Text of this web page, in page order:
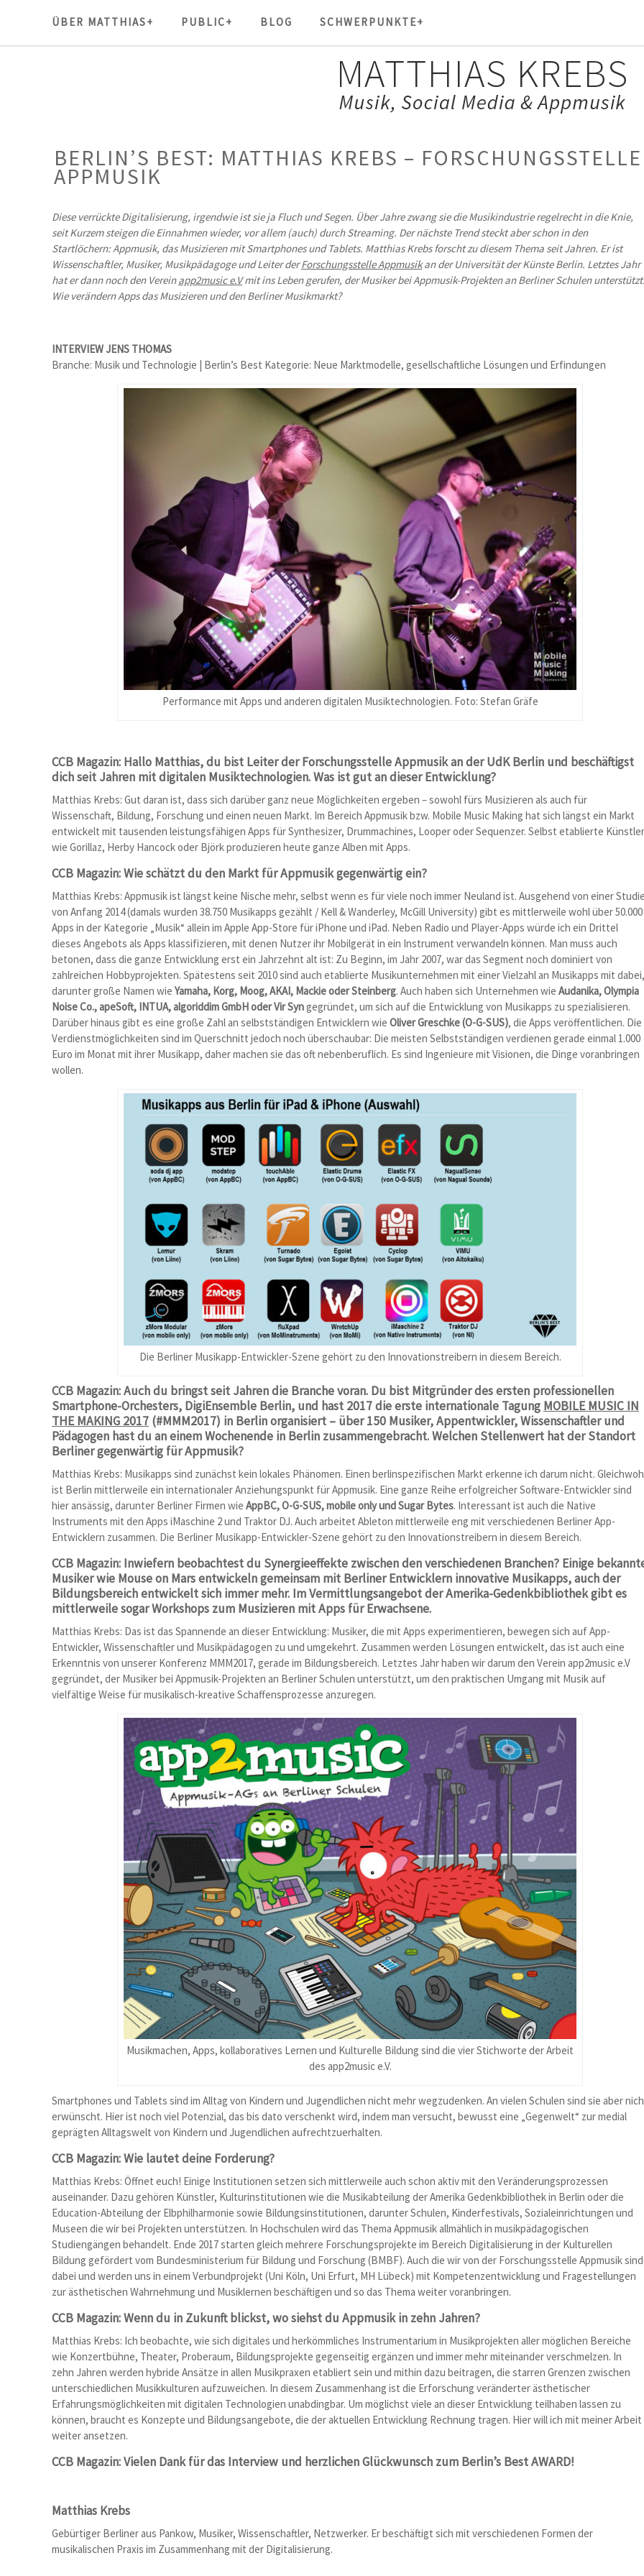
ÜBER MATTHIAS+ PUBLIC+ BLOG SCHWERPUNKTE+
BERLIN’S BEST: MATTHIAS KREBS – FORSCHUNGSSTELLE
APPMUSIK
Diese verrückte Digitalisierung, irgendwie ist sie ja Fluch und Segen. Über Jahre zwang sie die Musikindustrie regelrecht in die Knie,
seit Kurzem steigen die Einnahmen wieder, vor allem (auch) durch Streaming. Der nächste Trend steckt aber schon in den
Startlöchern: Appmusik, das Musizieren mit Smartphones und Tablets. Matthias Krebs forscht zu diesem Thema seit Jahren. Er ist
Wissenschaftler, Musiker, Musikpädagoge und Leiter derForschungsstelle Appmusikan der Universität der Künste Berlin. Letztes Jahr
hat er dann noch den Vereinapp2music e.Vmit ins Leben gerufen, der Musiker bei Appmusik-Projekten an Berliner Schulen
Wie verändern Apps das Musizieren und den Berliner Musikmarkt?
INTERVIEW JENS THOMAS
Branche: Musik und Technologie | Berlin’s Best Kategorie: Neue Marktmodelle, gesellschaftliche Lösungen und Erfindungen
Performance mit Apps und anderen digitalen Musiktechnologien. Foto: Stefan Gräfe
CCB Magazin: Hallo Matthias, du bist Leiter der Forschungsstelle Appmusik an der UdK Berlin und beschäftigst
dich seit Jahren mit digitalen Musiktechnologien. Was ist gut an dieser Entwicklung?
Matthias Krebs: Gut daran ist, dass sich darüber ganz neue Möglichkeiten ergeben – sowohl fürs Musizieren als auch für
Wissenschaft, Bildung, Forschung und einen neuen Markt. Im Bereich Appmusik bzw. Mobile Music Making hat sich längst ein Markt
entwickelt mit tausenden leistungsfähigen Apps für Synthesizer, Drummachines, Looper oder Sequenzer. Selbst etablierte Künstler
wie Gorillaz, Herby Hancock oder Björk produzieren heute ganze Alben mit Apps.
CCB Magazin: Wie schätzt du den Markt für Appmusik gegenwärtig ein?
Matthias Krebs: Appmusik ist längst keine Nische mehr, selbst wenn es für viele noch immer Neuland ist. Ausgehend von einer
von Anfang 2014 (damals wurden 38.750 Musikapps gezählt / Kell & Wanderley, McGill University) gibt es mittlerweile wohl über 50.000
Apps in der Kategorie „Musik“ allein im Apple App-Store für iPhone und iPad. Neben Radio und Player-Apps würde ich ein Drittel
dieses Angebots als Apps klassifizieren, mit denen Nutzer ihr Mobilgerät in ein Instrument verwandeln können. Man muss auch
betonen, dass die ganze Entwicklung erst ein Jahrzehnt alt ist: Zu Beginn, im Jahr 2007, war das Segment noch dominiert von
zahlreichen Hobbyprojekten. Spätestens seit 2010 sind auch etablierte Musikunternehmen mit einer Vielzahl an Musikapps mit dabei,
darunter große Namen wie Yamaha, Korg, Moog, AKAI, Mackie oder Steinberg. Auch haben sich Unternehmen wie Audanika, Olympia
Noise Co., apeSoft, INTUA, algoriddim GmbH oder Vir Syngegründet, um sich auf die Entwicklung von Musikapps zu spezialisieren.
Darüber hinaus gibt es eine große Zahl an selbstständigen Entwicklern wie Oliver Greschke (O-G-SUS), die Apps veröffentlichen. Die
Verdienstmöglichkeiten sind im Querschnitt jedoch noch überschaubar: Die meisten Selbstständigen verdienen gerade einmal 1.000
Euro im Monat mit ihrer Musikapp, daher machen sie das oft nebenberuflich. Es sind Ingenieure mit Visionen, die Dinge voranbringen
wollen.
Die Berliner Musikapp-Entwickler-Szene gehört zu den Innovationstreibern in diesem Bereich.
CCB Magazin: Auch du bringst seit Jahren die Branche voran. Du bist Mitgründer des ersten professionellen
Smartphone-Orchesters, DigiEnsemble Berlin, und hast 2017 die erste internationale Tagung MOBILE MUSIC IN
THE MAKING 2017 (#MMM2017) in Berlin organisiert – über 150 Musiker, Appentwickler, Wissenschaftler und
Pädagogen hast du an einem Wochenende in Berlin zusammengebracht. Welchen Stellenwert hat der Standort
Berliner gegenwärtig für Appmusik?
Matthias Krebs: Musikapps sind zunächst kein lokales Phänomen. Einen berlinspezifischen Markt erkenne ich darum nicht.
ist Berlin mittlerweile ein internationaler Anziehungspunkt für Appmusik. Eine ganze Reihe erfolgreicher Software-Entwickler sind
hier ansässig, darunter Berliner Firmen wie AppBC, O-G-SUS, mobile only und Sugar Bytes. Interessant ist auch die Native
Instruments mit den Apps iMaschine 2 und Traktor DJ. Auch arbeitet Ableton mittlerweile eng mit verschiedenen Berliner App-
Entwicklern zusammen. Die Berliner Musikapp-Entwickler-Szene gehört zu den Innovationstreibern in diesem Bereich.
CCB Magazin: Inwiefern beobachtest du Synergieeffekte zwischen den verschiedenen Branchen? Einige
Musiker wie Mouse on Mars entwickeln gemeinsam mit Berliner Entwicklern innovative Musikapps, auch der
Bildungsbereich entwickelt sich immer mehr. Im Vermittlungsangebot der Amerika-Gedenkbibliothek gibt es
mittlerweile sogar Workshops zum Musizieren mit Apps für Erwachsene.
Matthias Krebs: Das ist das Spannende an dieser Entwicklung: Musiker, die mit Apps experimentieren, bewegen sich auf App-
Entwickler, Wissenschaftler und Musikpädagogen zu und umgekehrt. Zusammen werden Lösungen entwickelt, das ist auch eine
Erkenntnis von unserer Konferenz MMM2017, gerade im Bildungsbereich. Letztes Jahr haben wir darum den Verein app2music e.V
gegründet, der Musiker bei Appmusik-Projekten an Berliner Schulen unterstützt, um den praktischen Umgang mit Musik auf
vielfältige Weise für musikalisch-kreative Schaffensprozesse anzuregen.
Musikmachen, Apps, kollaboratives Lernen und Kulturelle Bildung sind die vier Stichworte der Arbeit
des app2music e.V.
Smartphones und Tablets sind im Alltag von Kindern und Jugendlichen nicht mehr wegzudenken. An vielen Schulen sind sie aber
erwünscht. Hier ist noch viel Potenzial, das bis dato verschenkt wird, indem man versucht, bewusst eine „Gegenwelt“ zur medial
geprägten Alltagswelt von Kindern und Jugendlichen aufrechtzuerhalten.
CCB Magazin: Wie lautet deine Forderung?
Matthias Krebs: Öffnet euch! Einige Institutionen setzen sich mittlerweile auch schon aktiv mit den Veränderungsprozessen
auseinander. Dazu gehören Künstler, Kulturinstitutionen wie die Musikabteilung der Amerika Gedenkbibliothek in Berlin oder die
Education-Abteilung der Elbphilharmonie sowie Bildungsinstitutionen, darunter Schulen, Kinderfestivals, Sozialeinrichtungen und
Museen die wir bei Projekten unterstützen. In Hochschulen wird das Thema Appmusik allmählich in musikpädagogischen
Studiengängen behandelt. Ende 2017 starten gleich mehrere Forschungsprojekte im Bereich Digitalisierung in der Kulturellen
Bildung gefördert vom Bundesministerium für Bildung und Forschung (BMBF). Auch die wir von der Forschungsstelle Appmusik sind
dabei und werden uns in einem Verbundprojekt (Uni Köln, Uni Erfurt, MH Lübeck) mit Kompetenzentwicklung und Fragestellungen
zur ästhetischen Wahrnehmung und Musiklernen beschäftigen und so das Thema weiter voranbringen.
CCB Magazin: Wenn du in Zukunft blickst, wo siehst du Appmusik in zehn Jahren?
Matthias Krebs: Ich beobachte, wie sich digitales und herkömmliches Instrumentarium in Musikprojekten aller möglichen Bereiche
wie Konzertbühne, Theater, Proberaum, Bildungsprojekte gegenseitig ergänzen und immer mehr miteinander verschmelzen. In
zehn Jahren werden hybride Ansätze in allen Musikpraxen etabliert sein und mithin dazu beitragen, die starren Grenzen zwischen
unterschiedlichen Musikkulturen aufzuweichen. In diesem Zusammenhang ist die Erforschung veränderter ästhetischer
Erfahrungsmöglichkeiten mit digitalen Technologien unabdingbar. Um möglichst viele an dieser Entwicklung teilhaben lassen zu
können, braucht es Konzepte und Bildungsangebote, die der aktuellen Entwicklung Rechnung tragen. Hier will ich mit meiner Arbeit
weiter ansetzen.
CCB Magazin: Vielen Dank für das Interview und herzlichen Glückwunsch zum Berlin’s Best AWARD!
Matthias Krebs
Gebürtiger Berliner aus Pankow, Musiker, Wissenschaftler, Netzwerker. Er beschäftigt sich mit verschiedenen Formen der
musikalischen Praxis im Zusammenhang mit der Digitalisierung.